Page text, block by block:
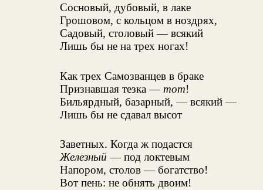
Сосновый, дубовый, в лаке
Грошовом, с кольцом в ноздрях,
Садовый, столовый — всякий
Лишь бы не на трех ногах!
Как трех Самозванцев в браке
Признавшая тезка — тот!
Бильярдный, базарный, — всякий —
Лишь бы не сдавал высот
Заветных. Когда ж подастся
Железный — под локтевым
Напором, столов — богатство!
Вот пень: не обнять двоим!